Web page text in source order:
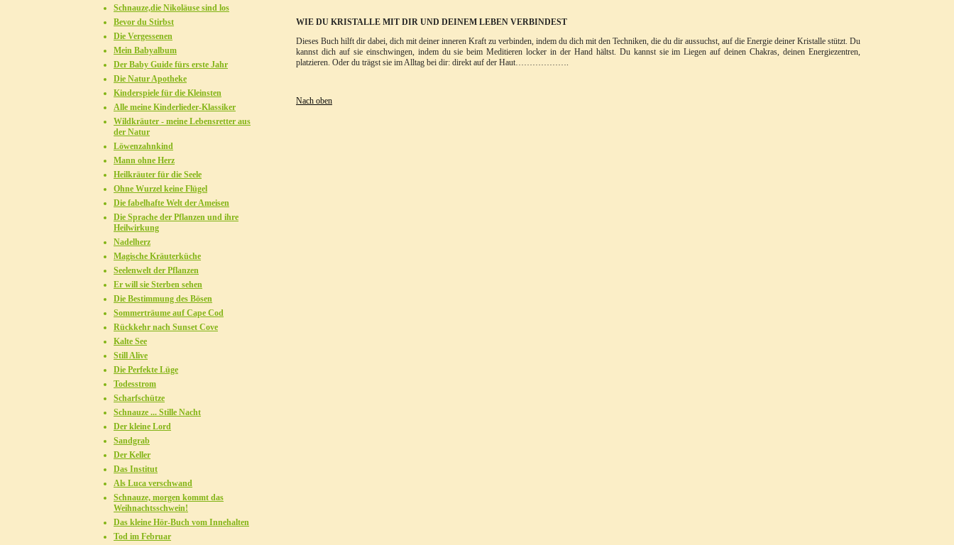
WIE DU KRISTALLE MIT DIR UND DEINEM LEBEN VERBINDEST
Dieses Buch hilft dir dabei, dich mit deiner inneren Kraft zu verbinden, indem du dich mit den Techniken, die du dir aussuchst, auf die Energie deiner Kristalle stützt. Du
kannst dich auf sie einschwingen, indem du sie beim Meditieren locker in der Hand hältst. Du kannst sie im Liegen auf deinen Chakras, deinen Energiezentren,
platzieren. Oder du trägst sie im Alltag bei dir: direkt auf der Haut……………….
Nach oben
Schnauze,die Nikoläuse sind los
Bevor du Stirbst
Die Vergessenen
Mein Babyalbum
Der Baby Guide fürs erste Jahr
Die Natur Apotheke
Kinderspiele für die Kleinsten
Alle meine Kinderlieder-Klassiker
Wildkräuter - meine Lebensretter aus
der Natur
Löwenzahnkind
Mann ohne Herz
Heilkräuter für die Seele
Ohne Wurzel keine Flügel
Die fabelhafte Welt der Ameisen
Die Sprache der Pflanzen und ihre
Heilwirkung
Nadelherz
Magische Kräuterküche
Seelenwelt der Pflanzen
Er will sie Sterben sehen
Die Bestimmung des Bösen
Sommerträume auf Cape Cod
Rückkehr nach Sunset Cove
Kalte See
Still Alive
Die Perfekte Lüge
Todesstrom
Scharfschütze
Schnauze ... Stille Nacht
Der kleine Lord
Sandgrab
Der Keller
Das Institut
Als Luca verschwand
Schnauze, morgen kommt das
Weihnachtsschwein!
Das kleine Hör-Buch vom Innehalten
Tod im Februar